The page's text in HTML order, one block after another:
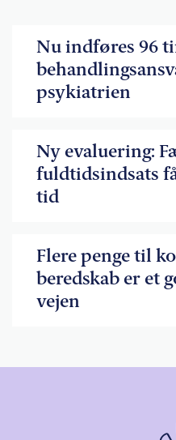
Nu indføres 96
psykiatrien
Ny evaluering:
fuldtidsindsats
tid
Flere penge til
beredskab er et
vejen